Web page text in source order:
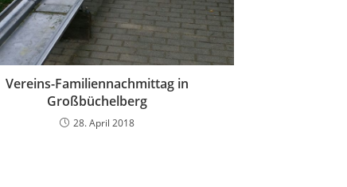
Vereins-Familiennachmittag in
Großbüchelberg
28. April 2018